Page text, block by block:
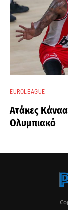
EUROLEAGUE
Ατάκες
Ολυμπιακό